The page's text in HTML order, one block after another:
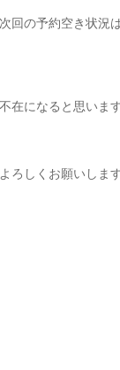
回の予約空き状況
在になると思いま
ろしくお願いします